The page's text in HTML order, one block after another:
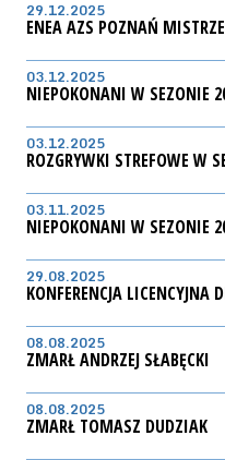
29.12.2025
ENEA AZS POZNAŃ
03.12.2025
NIEPOKONANI W SEZONIE
03.12.2025
ROZGRYWKI STREFOWE W
03.11.2025
NIEPOKONANI W SEZONIE
29.08.2025
KONFERENCJA LICENCYJNA
08.08.2025
ZMARŁ ANDRZEJ SŁABĘCKI
08.08.2025
ZMARŁ TOMASZ DUDZIAK